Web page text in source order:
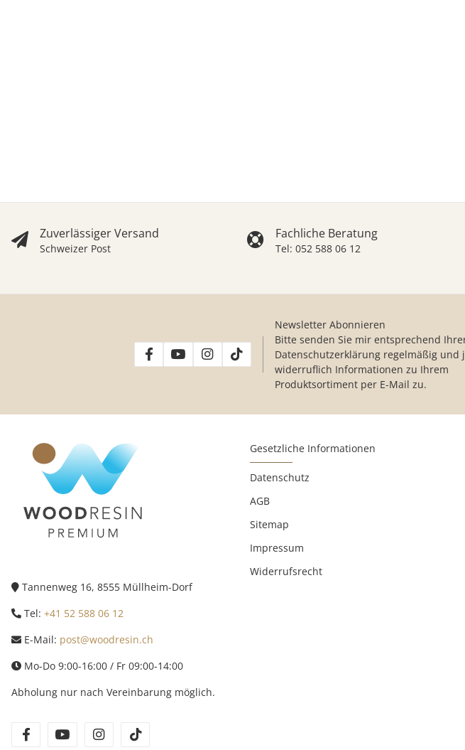
Zuverlässiger Versand
Schweizer Post
Fachliche Beratung
Tel: 052 588 06 12
Newsletter Abonnieren
Bitte senden Sie mir entsprechend
Datenschutzerklärung regelmäßig und
widerruflich Informationen zu Ihrem
Produktsortiment per E-Mail zu.
Tannenweg 16, 8555 Müllheim-Dorf
Tel: +41 52 588 06 12
E-Mail: post@woodresin.ch
Mo-Do 9:00-16:00 / Fr 09:00-14:00
Abholung nur nach Vereinbarung möglich.
facebookyoutube instagram
Gesetzliche Informationen
Datenschutz
AGB
Sitemap
Impressum
Widerrufsrecht